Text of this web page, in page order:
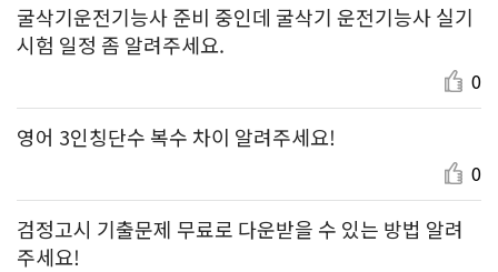
굴삭기운전기능사 준비 중인데 굴삭기 운전기능사 실기
시험 일정 좀 알려주세요.
0
영어 3인칭단수 복수 차이 알려주세요!
0
검정고시 기출문제 무료로 다운받을 수 있는 방법 알려
주세요!